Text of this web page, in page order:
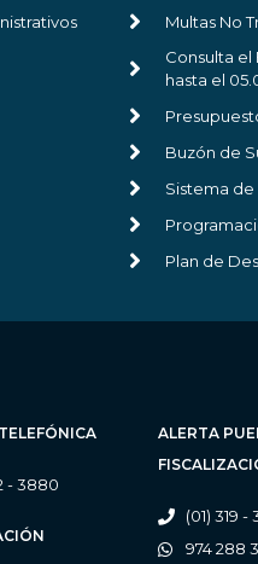
Multas No
Consulta el
hasta el
Buzón de
Sistema
Plan de
- 3880
ALERTA
(01) 319 -
974 288